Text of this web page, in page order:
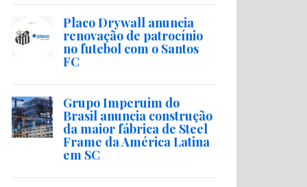
Placo Drywall anuncia
renovação de patrocínio
no futebol com o Santos
FC
Grupo Imperuim do
Brasil anuncia construção
da maior fábrica de Steel
Frame da América Latina
em SC